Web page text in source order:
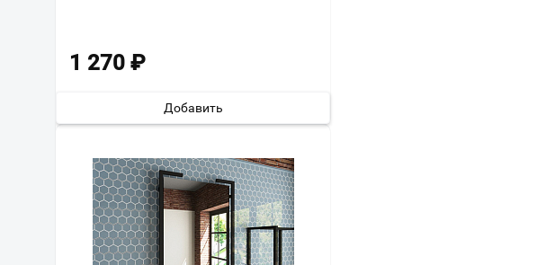
1 270 ₽
Добавить